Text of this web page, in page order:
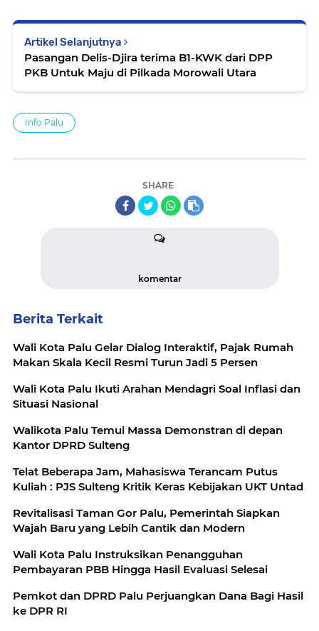
Artikel Selanjutnya
Pasangan Delis-Djira terima B1-KWK dari DPP
PKB Untuk Maju di Pilkada Morowali Utara
Info Palu
SHARE
komentar
Berita Terkait
Wali Kota Palu Gelar Dialog Interaktif, Pajak Rumah
Makan Skala Kecil Resmi Turun Jadi 5 Persen
Wali Kota Palu Ikuti Arahan Mendagri Soal Inflasi dan
Situasi Nasional
Walikota Palu Temui Massa Demonstran di depan
Kantor DPRD Sulteng
Telat Beberapa Jam, Mahasiswa Terancam Putus
Kuliah : PJS Sulteng Kritik Keras Kebijakan UKT Untad
Revitalisasi Taman Gor Palu, Pemerintah Siapkan
Wajah Baru yang Lebih Cantik dan Modern
Wali Kota Palu Instruksikan Penangguhan
Pembayaran PBB Hingga Hasil Evaluasi Selesai
Pemkot dan DPRD Palu Perjuangkan Dana Bagi Hasil
ke DPR RI